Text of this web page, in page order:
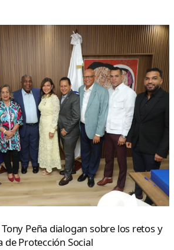
Peña dialogan sobre los retos y
de Protección Social